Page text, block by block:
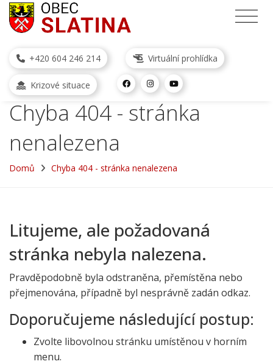
+420 604 246 214 Virtuální prohlídka
Krizové situace
Chyba 404 - stránka
nenalezena
Domů Chyba 404 - stránka nenalezena
Litujeme, ale požadovaná
stránka nebyla nalezena.
Pravděpodobně byla odstraněna, přemístěna nebo
přejmenována, případně byl nesprávně zadán odkaz.
Doporučujeme následující postup:
Zvolte libovolnou stránku umístěnou v horním
menu.